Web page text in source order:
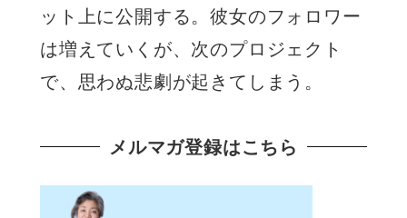
ット上に公開する。彼女のフォロワー
は増えていくが、次のプロジェクト
で、思わぬ悲劇が起きてしまう。
メルマガ登録はこちら